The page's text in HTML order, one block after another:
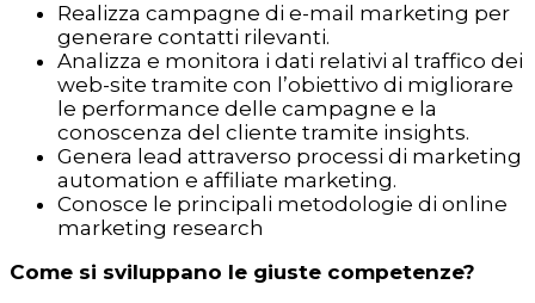
Realizza campagne di e-mail marketing per
generare contatti rilevanti.
Analizza e monitora i dati relativi al traffico dei
web-site tramite con l’obiettivo di migliorare
le performance delle campagne e la
conoscenza del cliente tramite insights.
Genera lead attraverso processi di marketing
automation e affiliate marketing.
Conosce le principali metodologie di online
marketing research
Come si sviluppano le giuste competenze?